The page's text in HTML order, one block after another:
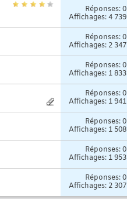
Réponses:0
Affichages: 4 739
Réponses:0
Affichages: 2 347
Réponses:0
Affichages: 1 833
Réponses:0
Affichages: 1 941
Réponses:0
Affichages: 1 508
Réponses:0
Affichages: 1 953
Réponses:0
Affichages: 2 307